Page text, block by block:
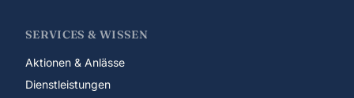
SERVICES & WISSEN
Aktionen & Anlässe
Dienstleistungen